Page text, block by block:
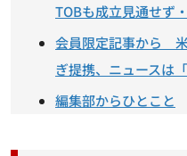
TOBも成立見通せず
会員限定記事から
ぎ提携、ニュースは
編集部からひとこと